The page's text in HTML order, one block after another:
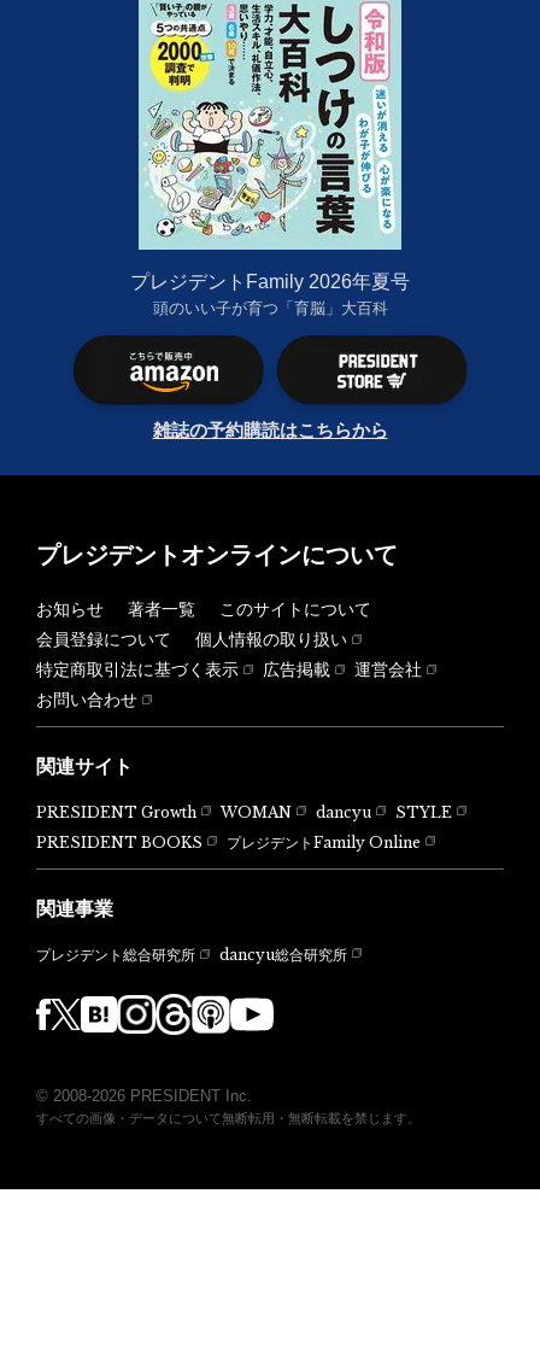
プレジデントFamily 2026年夏号
頭のいい子が育つ「育脳」大百科
雑誌の予約購読はこちらから
プレジデントオンラインについて
お知らせ 著者一覧
このサイトについて
会員登録について
個人情報の取り扱い
特定商取引法に基づく表示
広告掲載
運営会社
お問い合わせ
関連サイト
PRESIDENT Growth WOMAN dancyu
STYLE
PRESIDENT BOOKS
プレジデントFamily Online
関連事業
プレジデント総合研究所 dancyu総合研究所
© 2008-2026 PRESIDENT Inc.
すべての画像・データについて無断転用・無断転載を禁じます。